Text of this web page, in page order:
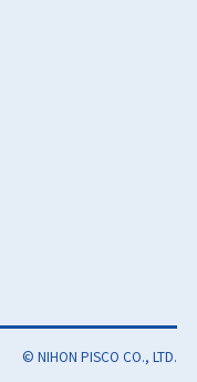
© NIHON PISCO CO., LTD.